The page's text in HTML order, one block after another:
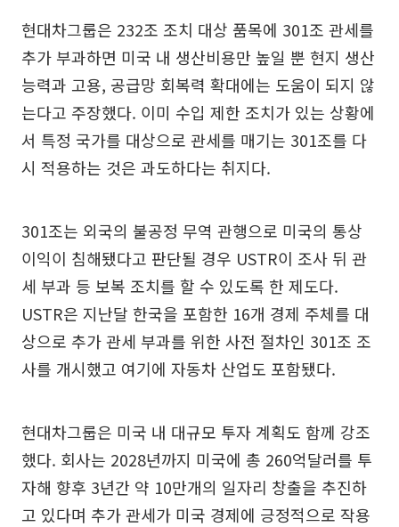
현대차그룹은 232조 조치 대상 품목에 301조 관세를
추가 부과하면 미국 내 생산비용만 높일 뿐 현지 생산
능력과 고용, 공급망 회복력 확대에는 도움이 되지 않
는다고 주장했다. 이미 수입 제한 조치가 있는 상황에
서 특정 국가를 대상으로 관세를 매기는 301조를 다
시 적용하는 것은 과도하다는 취지다.
301조는 외국의 불공정 무역 관행으로 미국의 통상
이익이 침해됐다고 판단될 경우 USTR이 조사 뒤 관
세 부과 등 보복 조치를 할 수 있도록 한 제도다.
USTR은 지난달 한국을 포함한 16개 경제 주체를 대
상으로 추가 관세 부과를 위한 사전 절차인 301조 조
사를 개시했고 여기에 자동차 산업도 포함됐다.
현대차그룹은 미국 내 대규모 투자 계획도 함께 강조
했다. 회사는 2028년까지 미국에 총 260억달러를 투
자해 향후 3년간 약 10만개의 일자리 창출을 추진하
고 있다며 추가 관세가 미국 경제에 긍정적으로 작용